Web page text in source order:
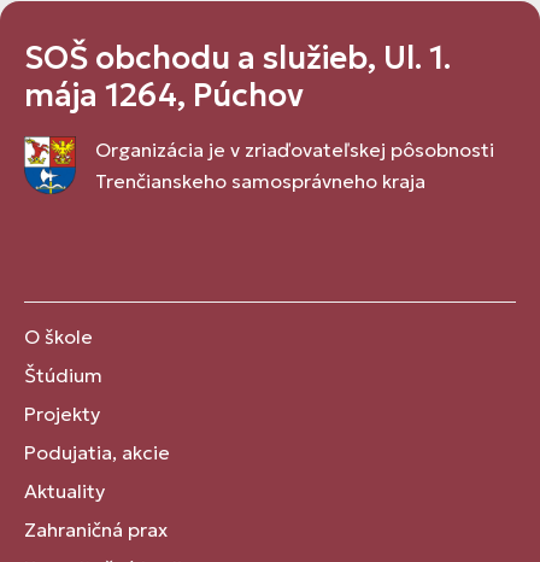
SOŠ obchodu a služieb, Ul. 1.
mája 1264, Púchov
Organizácia je v zriaďovateľskej pôsobnosti
Trenčianskeho samosprávneho kraja
O škole
Štúdium
Projekty
Podujatia, akcie
Aktuality
Zahraničná prax